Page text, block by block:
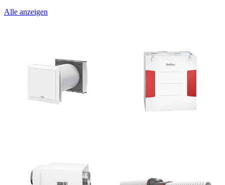
Alle anzeigen